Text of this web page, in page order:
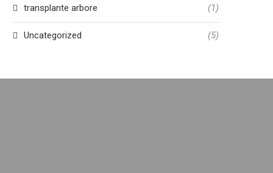
transplante arbore (1)
Uncategorized (5)